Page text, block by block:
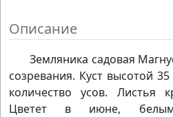
Описание
Земляника садовая
созревания. Куст высотой
количество усов. Листья
Цветет в июне,